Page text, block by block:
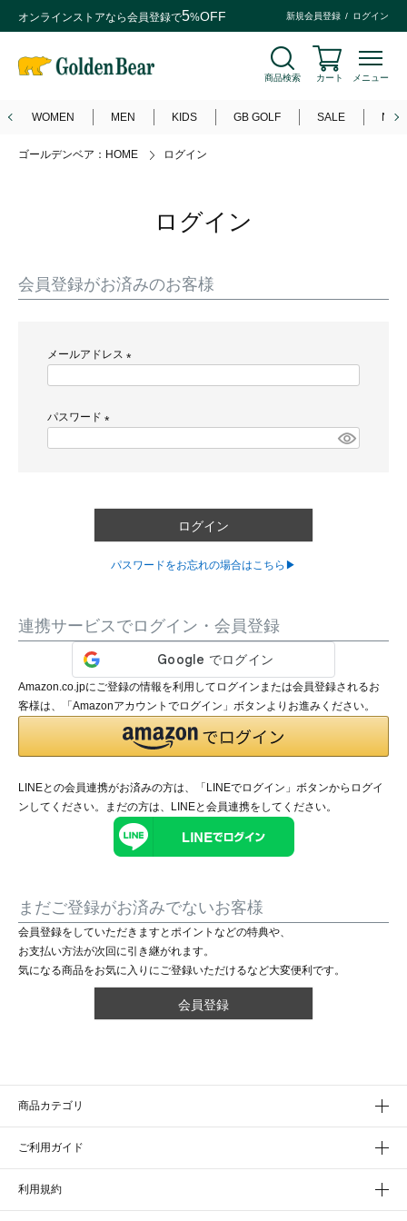
オンラインストアなら会員登録で5%OFF 新規会員登録 ログイン
商品検索 カート メニュー
WOMEN MEN KIDS GB GOLF SALE
ゴールデンベア：HOME ログイン
ログイン
会員登録がお済みのお客様
メールアドレス
パスワード
ログイン
パスワードをお忘れの場合はこちら▶
連携サービスでログイン・会員登録
Amazon.co.jpにご登録の情報を利用してログインまたは会員登録されるお
客様は、「Amazonアカウントでログイン」ボタンよりお進みください。
LINEとの会員連携がお済みの方は、「LINEでログイン」ボタンからログイ
ンしてください。まだの方は、 LINEと会員連携をしてください。
まだご登録がお済みでないお客様
会員登録をしていただきますとポイントなどの特典や、
お支払い方法が次回に引き継がれます。
気になる商品をお気に入りにご登録いただけるなど大変便利です。
会員登録
商品カテゴリ
ご利用ガイド
利用規約